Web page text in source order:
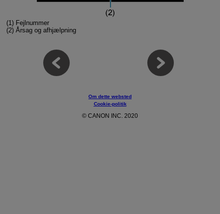
(1)Fejlnummer
(2)Årsag og afhjælpning
Om dette websted
Cookie-politik
© CANON INC. 2020